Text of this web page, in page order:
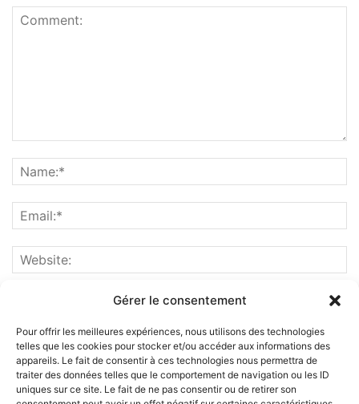
Gérer le consentement
Pour offrir les meilleures expériences, nous utilisons des technologies
telles que les cookies pour stocker et/ou accéder aux informations des
appareils. Le fait de consentir à ces technologies nous permettra de
traiter des données telles que le comportement de navigation ou les ID
uniques sur ce site. Le fait de ne pas consentir ou de retirer son